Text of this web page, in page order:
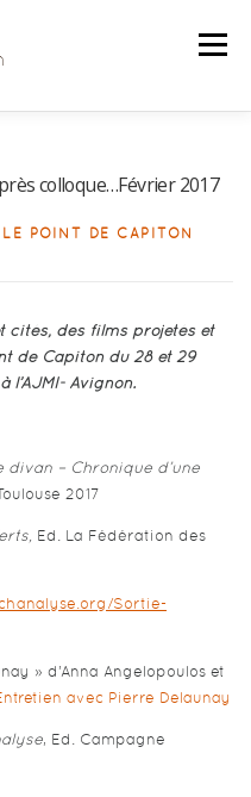
Menu
colloque…Février 2017
LE POINT DE CAPITON
cités, des films projetés et
de Capiton du 28 et 29
l’AJMI- Avignon.
divan – Chronique d’une
2017
Ed. La Fédération des
Sortie-
» d’Anna Angelopoulos et
avec Pierre Delaunay
, Ed. Campagne